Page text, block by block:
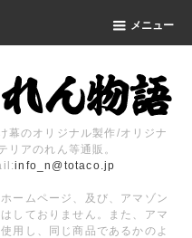
メニュー
幕のオリジナル製作/オリジナ
リアのれん等通販。
info_n@totaco.jp
ームページ、及び、アマゾン
しておりません。また、アマ
用し、同じ商品であるかのよ